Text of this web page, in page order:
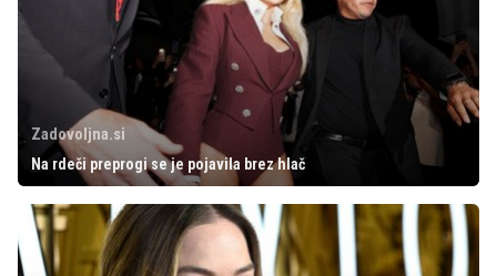
Zadovoljna.si
Na rdeči preprogi se je pojavila brez hlač